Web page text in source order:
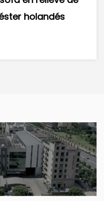
Supersónico